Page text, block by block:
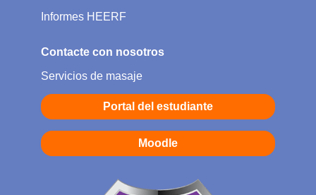
Informes HEERF
Contacte con nosotros
Servicios de masaje
Portal del estudiante
Moodle